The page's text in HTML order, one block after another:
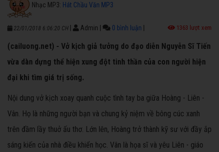
Nhạc MP3: Hát Chầu Văn MP3
22/01/2018 6:06:20 CH Admin 0 bình luận 1363 lượt xem
(cailuong.net) - Vở kịch giả tưởng do đạo diễn Nguyễn Sĩ Tiến
vừa dàn dựng thể hiện xung đột tinh thần của con người hiện
đại khi tìm giá trị sống.
Nội dung vở kịch xoay quanh cuộc tình tay ba giữa Hoàng - Liên -
Vân. Họ là những người bạn và chung kỷ niệm về bông cúc xanh
trên đầm lầy thuở ấu thơ. Lớn lên, Hoàng trở thành kỹ sư với đầy ắp
sáng kiến của nhà điều khiển học. Vân là họa sĩ và yêu Liên - giáo